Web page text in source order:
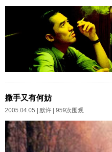
撒手又有何妨
2005.04.05 | 默许 | 959次围观